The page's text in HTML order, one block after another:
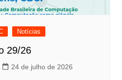
Notícias
29/26
24 de julho de 2026